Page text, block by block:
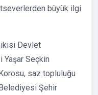
büyük ilgi
Devlet
Yaşar Seçkin
saz topluluğu
Şehir